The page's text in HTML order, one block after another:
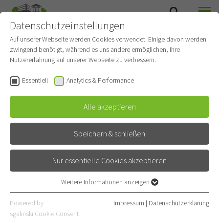
Thoraxklinik Heidelberg
Datenschutzeinstellungen
Auf unserer Webseite werden Cookies verwendet. Einige davon werden
zwingend benötigt, während es uns andere ermöglichen, Ihre
Nutzererfahrung auf unserer Webseite zu verbessern.
Essentiell Analytics & Performance
Alle akzeptieren
Speichern & schließen
Nur essentielle Cookies akzeptieren
Essentielle Cookies werden für grundlegende Funktionen der
Webseite benötigt. Dadurch ist gewährleistet, dass die Webseite
Weitere Informationen anzeigen
Powered by
sgalinski Cookie Consent
Impressum | Datenschutzerklärung